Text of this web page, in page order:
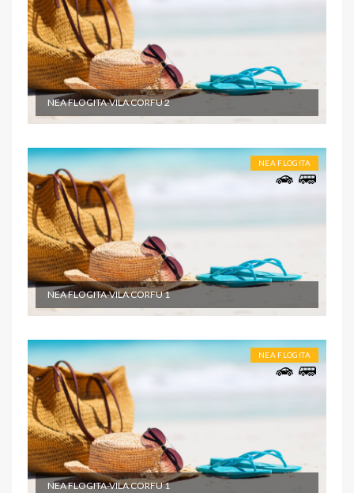
NEA FLOGITA-VILA CORFU 2
NEA FLOGITA
NEA FLOGITA-VILA CORFU 1
NEA FLOGITA
NEA FLOGITA-VILA CORFU 1